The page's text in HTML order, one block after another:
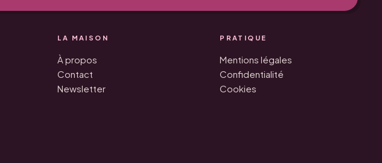
LA MAISON
À propos
Contact
Newsletter
PRATIQUE
Mentions légales
Confidentialité
Cookies